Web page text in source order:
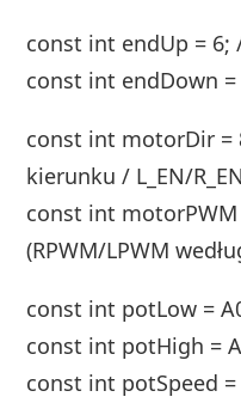
const int endUp = 6;
const int endDown
const int motorDir =
kierunku / L_EN/
const int
(RPWM/LPWM
const int potLow =
const int potHigh =
const int potSpeed